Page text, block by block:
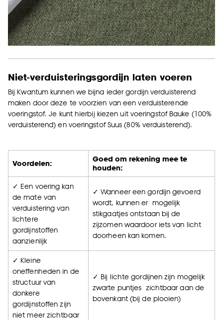
Niet-verduisteringsgordijn laten voeren
Bij Kwantum kunnen we bijna ieder gordijn verduisterend
maken door deze te voorzien van een verduisterende
voeringstof. Je kunt hierbij kiezen uit voeringstof Bauke (100%
verduisterend) en voeringstof Suus (80% verduisterend).
Voordelen:
Goed om rekening mee te
houden:
✓ Een voering kan
de mate van
verduistering van
lichtere
gordijnstoffen
aanzienlijk
✓ Wanneer een gordijn gevoerd
wordt, kunnen er mogelijk
stikgaatjes ontstaan bij de
zijzomen waardoor iets van licht
doorheen kan komen.
✓ Kleine
oneffenheden in de
structuur van
donkere
gordijnstoffen zijn
niet meer zichtbaar
✓ Bij lichte gordijnen zijn mogelijk
zwarte puntjes zichtbaar aan de
bovenkant (bij de plooien)